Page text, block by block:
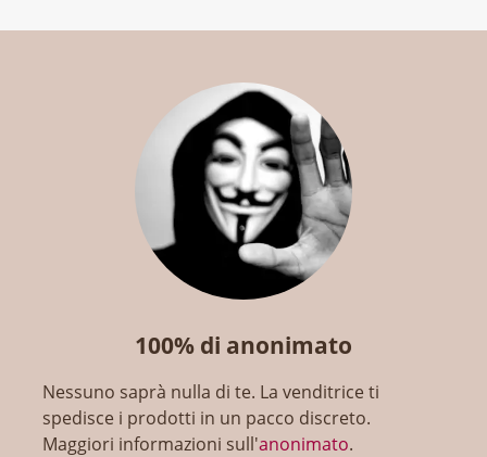
100% di anonimato
Nessuno saprà nulla di te. La venditrice ti
spedisce i prodotti in un pacco discreto.
Maggiori informazioni sull'anonimato.